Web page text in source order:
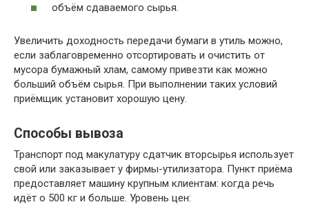
объём сдаваемого сырья.
Увеличить доходность передачи бумаги в утиль можно,
если заблаговременно отсортировать и очистить от
мусора бумажный хлам, самому привезти как можно
больший объём сырья. При выполнении таких условий
приёмщик установит хорошую цену.
Способы вывоза
Транспорт под макулатуру сдатчик вторсырья использует
свой или заказывает у фирмы-утилизатора. Пункт приёма
предоставляет машину крупным клиентам: когда речь
идёт о 500 кг и больше. Уровень цен: